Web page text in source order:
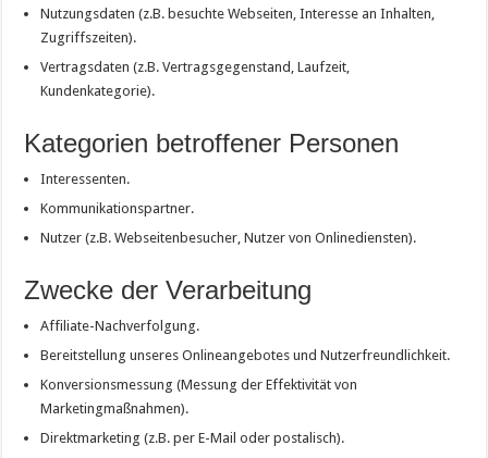
Nutzungsdaten (z.B. besuchte Webseiten, Interesse an Inhalten,
Zugriffszeiten).
Vertragsdaten (z.B. Vertragsgegenstand, Laufzeit,
Kundenkategorie).
Kategorien betroffener Personen
Interessenten.
Kommunikationspartner.
Nutzer (z.B. Webseitenbesucher, Nutzer von Onlinediensten).
Zwecke der Verarbeitung
Affiliate-Nachverfolgung.
Bereitstellung unseres Onlineangebotes und Nutzerfreundlichkeit.
Konversionsmessung (Messung der Effektivität von
Marketingmaßnahmen).
Direktmarketing (z.B. per E-Mail oder postalisch).